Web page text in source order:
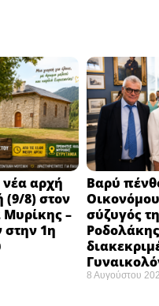
αρχή
(9/8) στον
–
1η
Βαρύ
σύζυγός
8 Αυγούστου